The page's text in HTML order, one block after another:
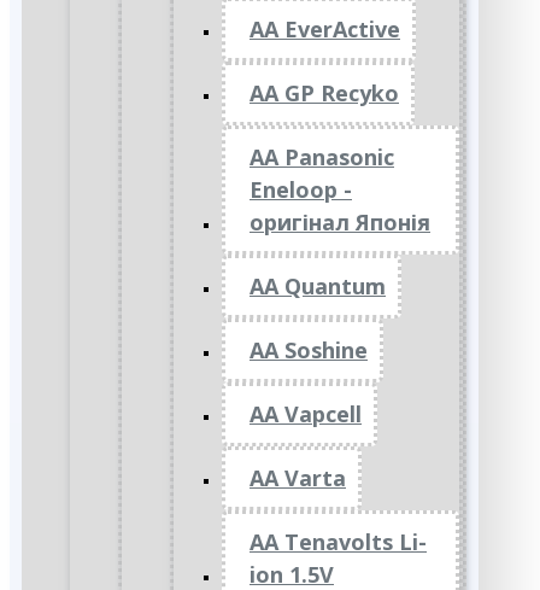
AA EverActive
AA GP Recyko
AA Panasonic
Eneloop -
оригінал Японія
AA Quantum
AA Soshine
AA Vapcell
AA Varta
AA Tenavolts Li-
ion 1.5V